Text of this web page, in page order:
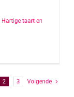
Hartige taart en
2 3 Volgende